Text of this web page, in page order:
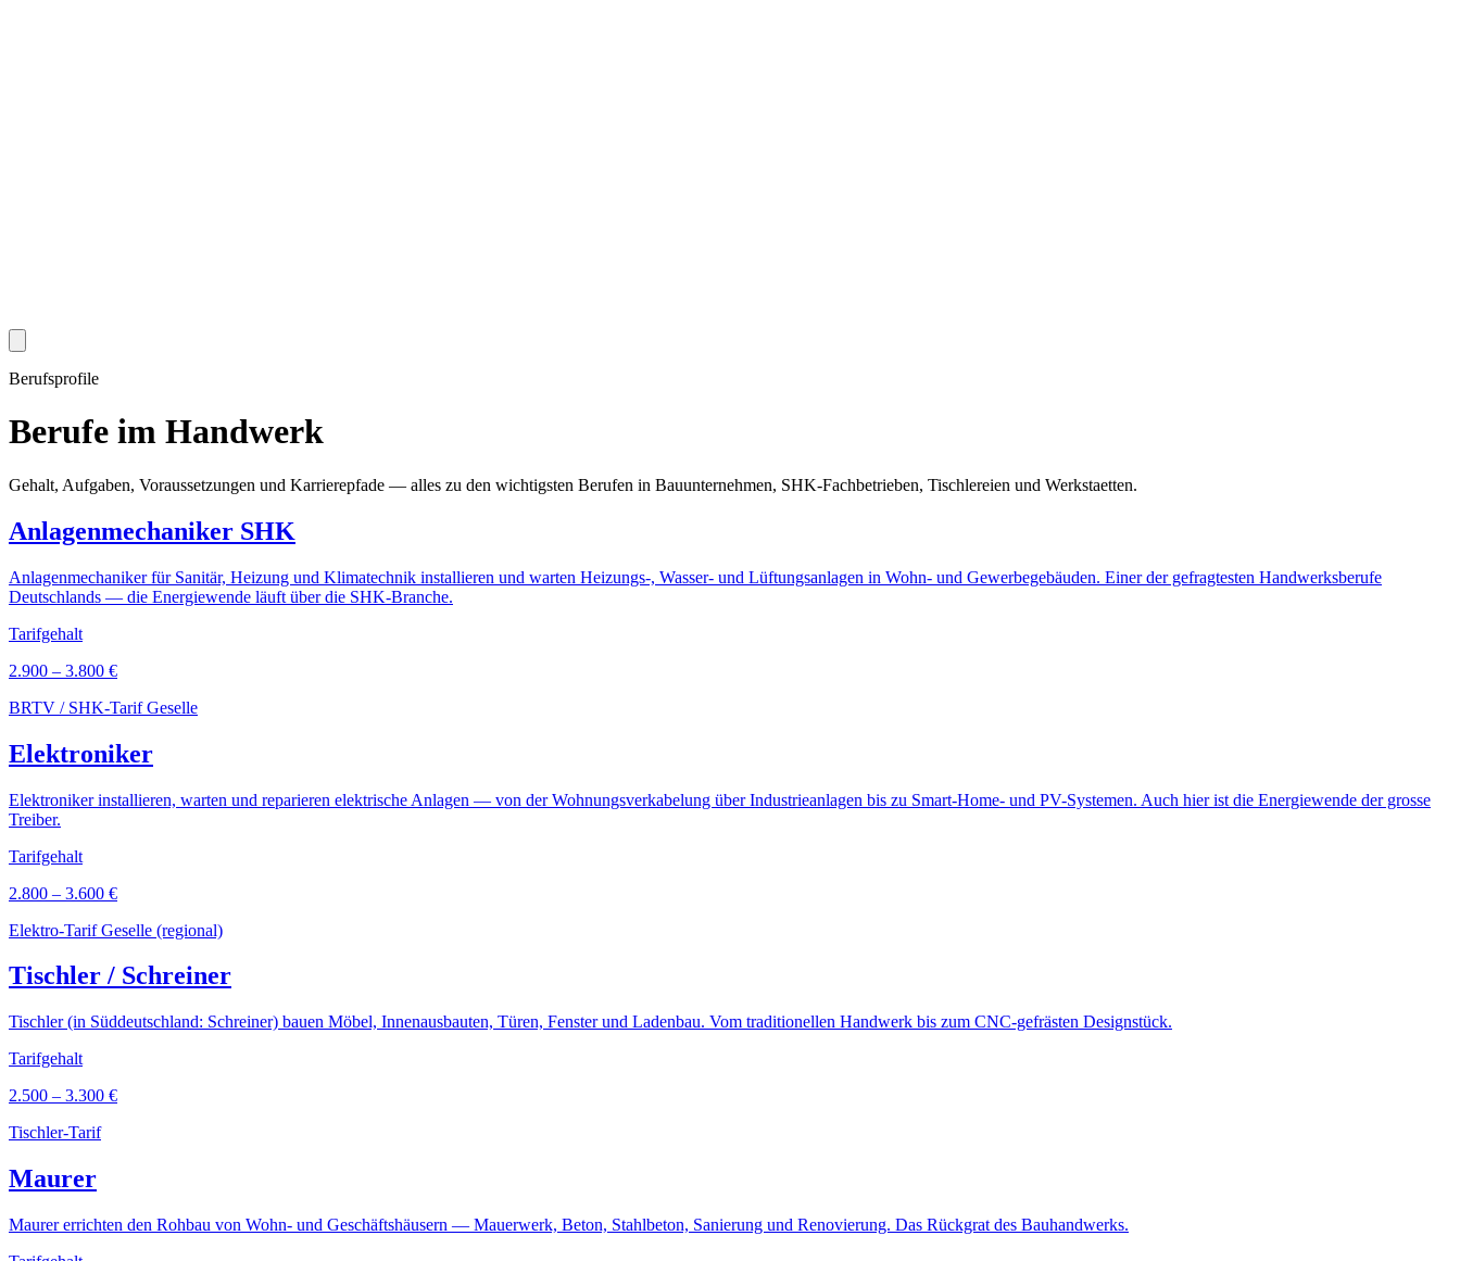
Berufsprofile
Berufe im Handwerk
Gehalt, Aufgaben, Voraussetzungen und Karrierepfade — alles zu den wichtigsten Berufen in Bauunternehmen, SHK-Fachbetrieben, Tischlereien und Werkstaetten.
Anlagenmechaniker SHK
Anlagenmechaniker für Sanitär, Heizung und Klimatechnik installieren und warten Heizungs-, Wasser- und Lüftungsanlagen in Wohn- und Gewerbegebäuden. Einer der gefragtesten Handwerksberufe
Deutschlands — die Energiewende läuft über die SHK-Branche.
Tarifgehalt
2.900 – 3.800 €
BRTV / SHK-Tarif Geselle
Elektroniker
Elektroniker installieren, warten und reparieren elektrische Anlagen — von der Wohnungsverkabelung über Industrieanlagen bis zu Smart-Home- und PV-Systemen. Auch hier ist die Energiewende der grosse
Treiber.
Tarifgehalt
2.800 – 3.600 €
Elektro-Tarif Geselle (regional)
Tischler / Schreiner
Tischler (in Süddeutschland: Schreiner) bauen Möbel, Innenausbauten, Türen, Fenster und Ladenbau. Vom traditionellen Handwerk bis zum CNC-gefrästen Designstück.
Tarifgehalt
2.500 – 3.300 €
Tischler-Tarif
Maurer
Maurer errichten den Rohbau von Wohn- und Geschäftshäusern — Mauerwerk, Beton, Stahlbeton, Sanierung und Renovierung. Das Rückgrat des Bauhandwerks.